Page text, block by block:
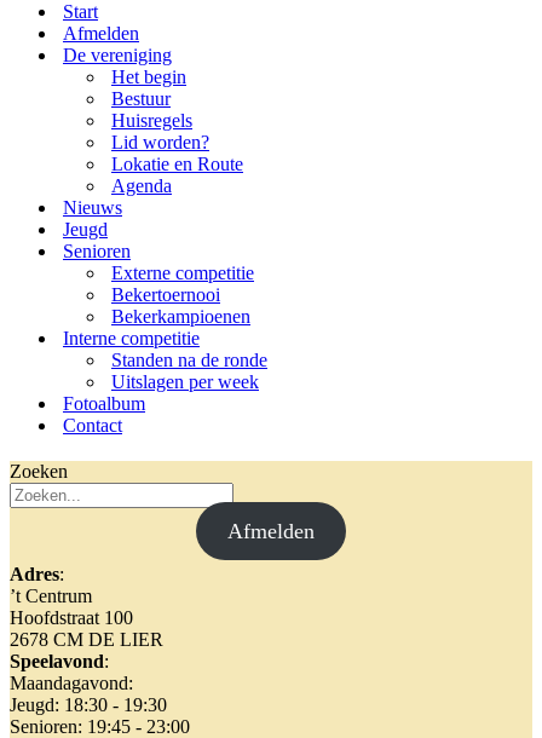
Start
Afmelden
De vereniging
Het begin
Bestuur
Huisregels
Lid worden?
Lokatie en Route
Agenda
Nieuws
Jeugd
Senioren
Externe competitie
Bekertoernooi
Bekerkampioenen
Interne competitie
Standen na de ronde
Uitslagen per week
Fotoalbum
Contact
Zoeken
Afmelden
Adres:
’t Centrum
Hoofdstraat 100
2678 CM DE LIER
Speelavond:
Maandagavond:
Jeugd: 18:30 - 19:30
Senioren: 19:45 - 23:00